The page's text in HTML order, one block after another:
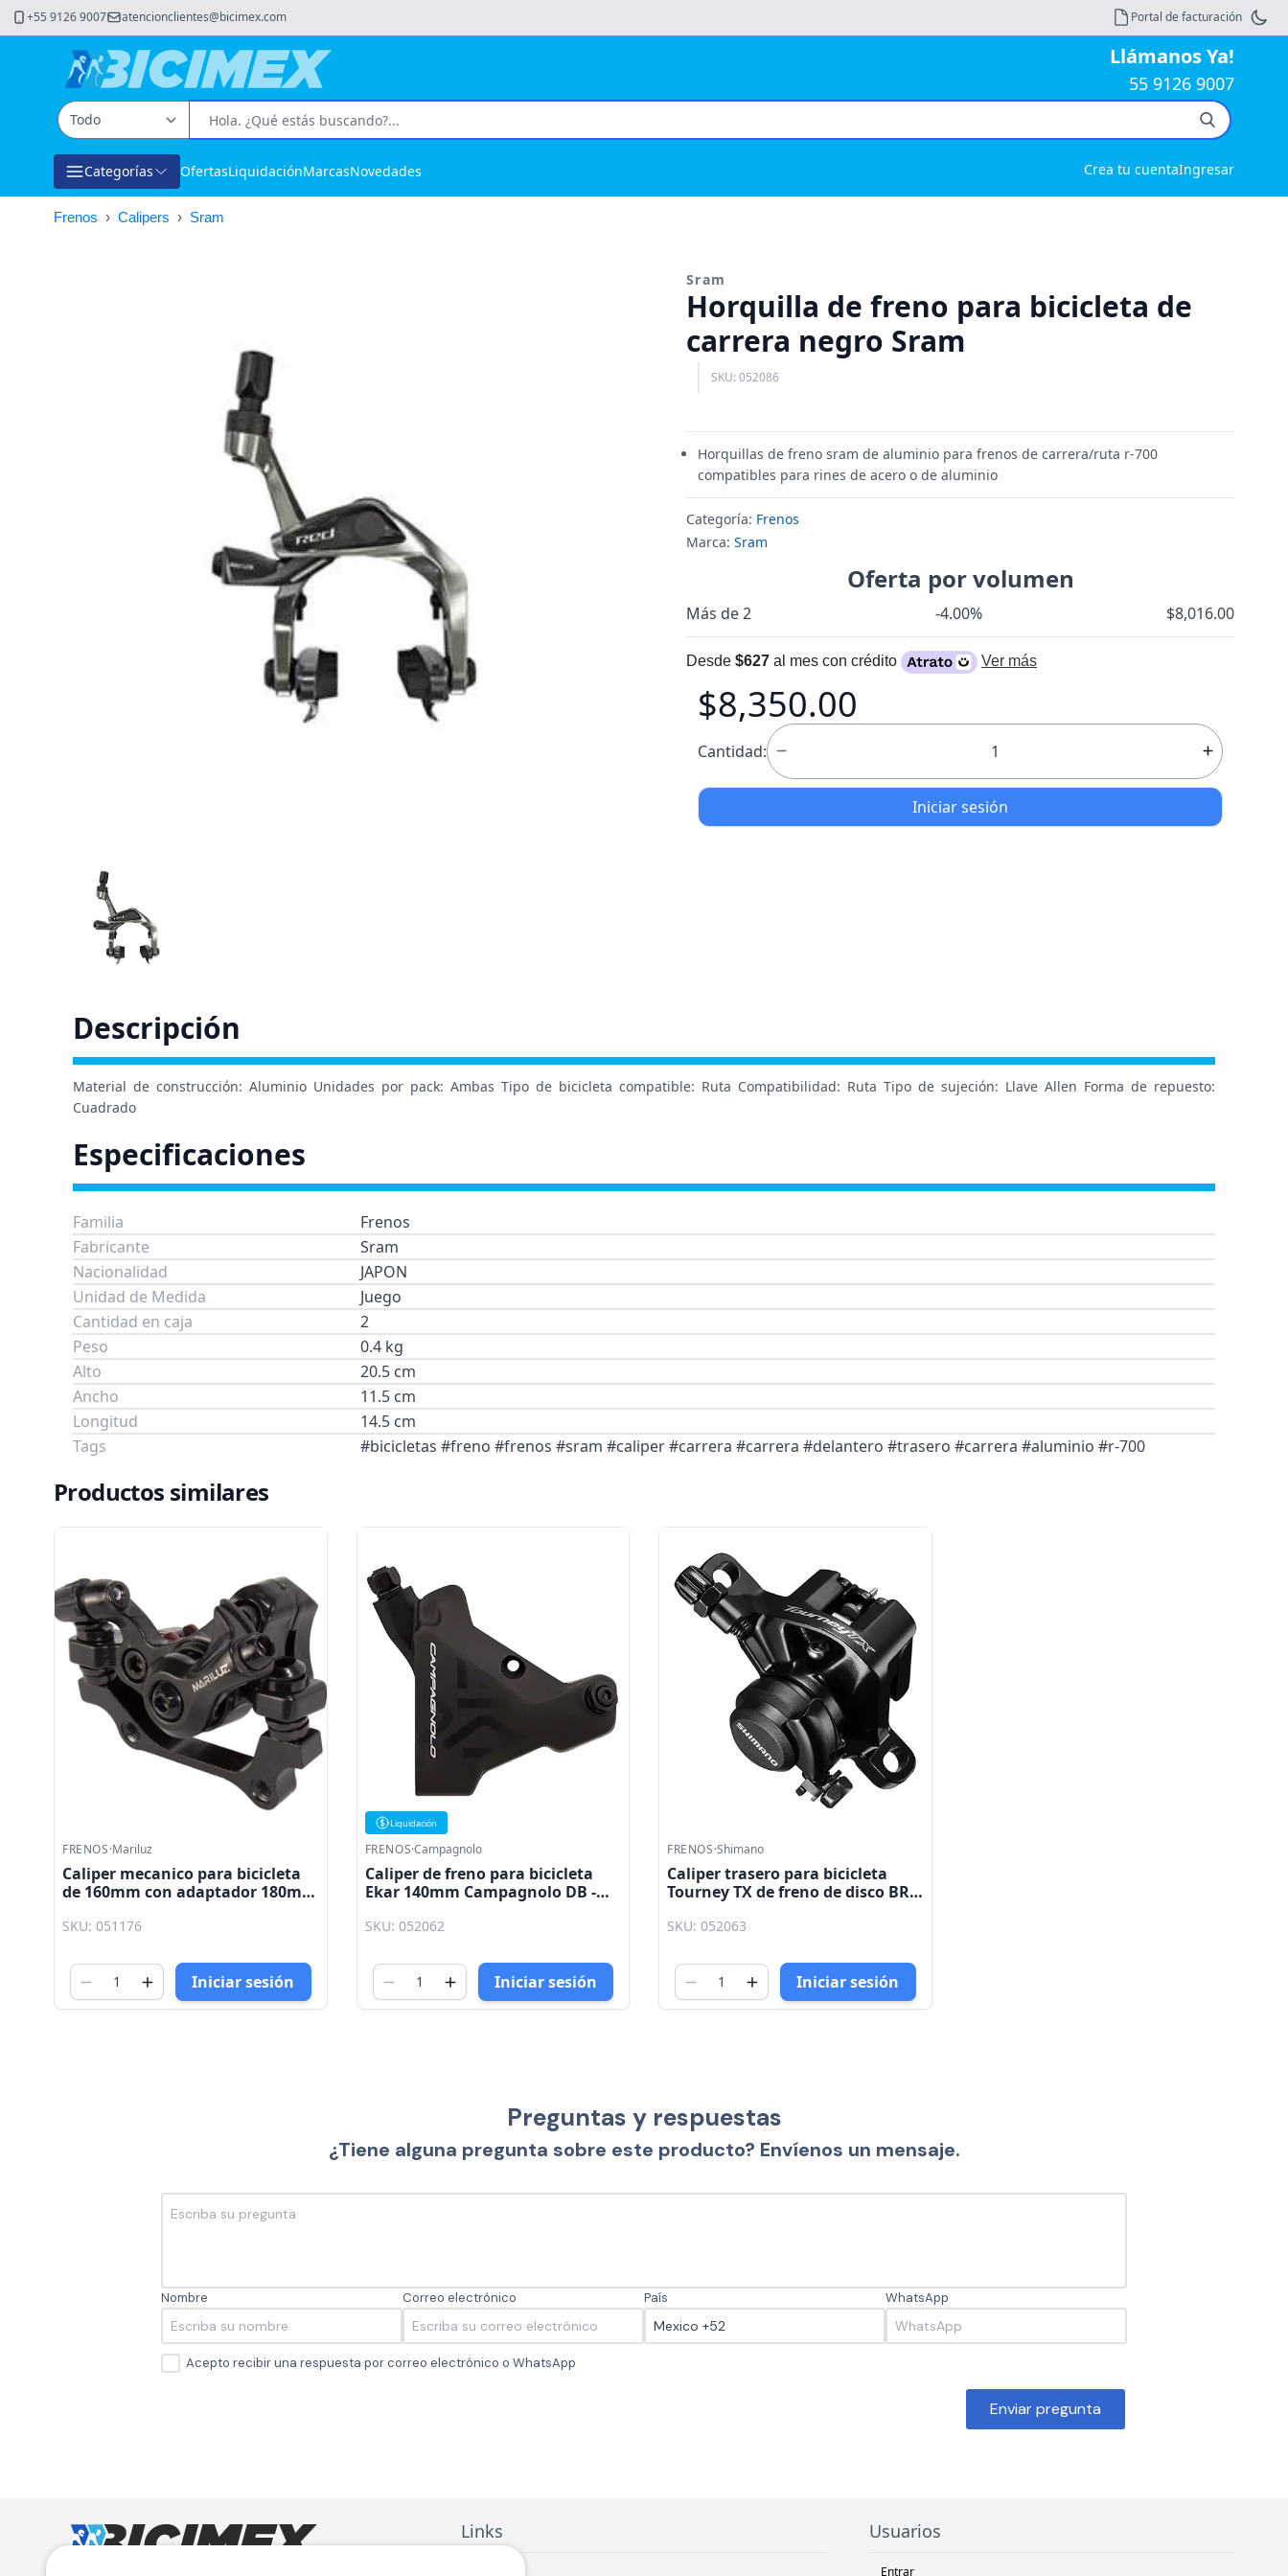
+55 9126 9007 atencionclientes@bicimex.com Portal de facturación
Llámanos Ya!
55 9126 9007
Categorías OfertasLiquidaciónMarcasNovedades Crea tu cuentaIngresar
Frenos › Calipers › Sram
Sram
Horquilla de freno para bicicleta de
carrera negro Sram
SKU: 052086
Horquillas de freno sram de aluminio para frenos de carrera/ruta r-700
compatibles para rines de acero o de aluminio
Categoría: Frenos
Marca: Sram
Oferta por volumen
Más de 2 -4.00% $8,016.00
Desde $627 al mes con crédito Ver más
$8,350.00
Cantidad:
Iniciar sesión
Descripción
Material de construcción: Aluminio Unidades por pack: Ambas Tipo de bicicleta compatible: Ruta Compatibilidad: Ruta Tipo de sujeción: Llave Allen Forma de repuesto:
Cuadrado
Especificaciones
Familia
Frenos
Fabricante
Sram
Nacionalidad
JAPON
Unidad de Medida
Juego
Cantidad en caja
2
Peso
0.4 kg
Alto
20.5 cm
Ancho
11.5 cm
Longitud
14.5 cm
Tags
#bicicletas #freno #frenos #sram #caliper #carrera #carrera #delantero #trasero #carrera #aluminio #r-700
Productos similares
FRENOS·Mariluz
Caliper mecanico para bicicleta
de 160mm con adaptador 180mm
SKU: 051176
Iniciar sesión
Liquidación
FRENOS·Campagnolo
Caliper de freno para bicicleta
Ekar 140mm Campagnolo DB -
SKU: 052062
Iniciar sesión
FRENOS·Shimano
Caliper trasero para bicicleta
Tourney TX de freno de disco BR -
SKU: 052063
Iniciar sesión
Preguntas y respuestas
¿Tiene alguna pregunta sobre este producto? Envíenos un mensaje.
Nombre Correo electrónico País WhatsApp
Acepto recibir una respuesta por correo electrónico o WhatsApp
Enviar pregunta
Links Usuarios
Entrar